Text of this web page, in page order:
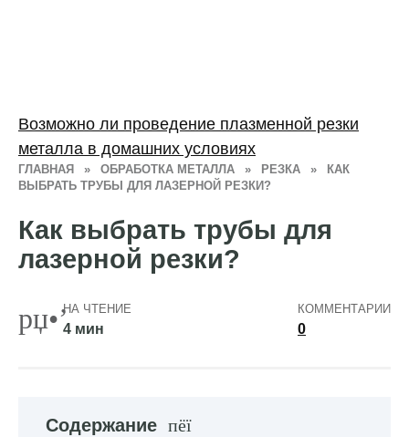
ГЛАВНАЯ » ОБРАБОТКА МЕТАЛЛА » РЕЗКА »
КАК
ВЫБРАТЬ ТРУБЫ ДЛЯ ЛАЗЕРНОЙ РЕЗКИ?
Как выбрать трубы для
лазерной резки?
НА ЧТЕНИЕ
4 мин
КОММЕНТАРИИ
0
Содержание
Возможно ли проведение плазменной резки
металла в домашних условиях